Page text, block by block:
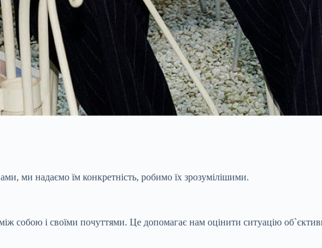
ми надаємо їм конкретність, робимо їх зрозумілішими.
собою і своїми почуттями. Це допомагає нам оцінити ситуацію